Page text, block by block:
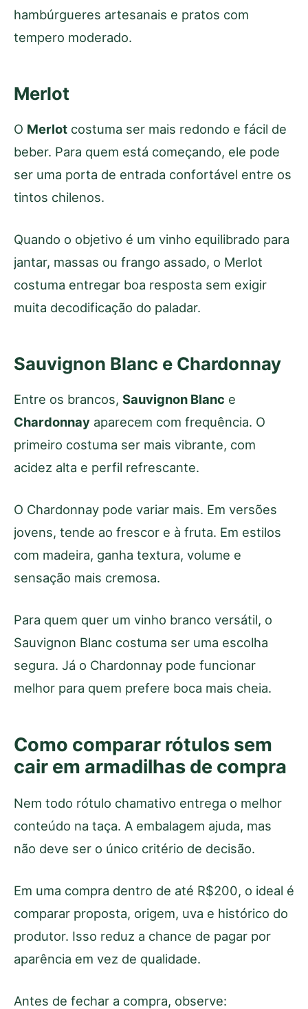
hambúrgueres artesanais e pratos com
tempero moderado.
Merlot
O Merlot costuma ser mais redondo e fácil de
beber. Para quem está começando, ele pode
ser uma porta de entrada confortável entre os
tintos chilenos.
Quando o objetivo é um vinho equilibrado para
jantar, massas ou frango assado, o Merlot
costuma entregar boa resposta sem exigir
muita decodificação do paladar.
Sauvignon Blanc e Chardonnay
Entre os brancos, Sauvignon Blanc e
Chardonnay aparecem com frequência. O
primeiro costuma ser mais vibrante, com
acidez alta e perfil refrescante.
O Chardonnay pode variar mais. Em versões
jovens, tende ao frescor e à fruta. Em estilos
com madeira, ganha textura, volume e
sensação mais cremosa.
Para quem quer um vinho branco versátil, o
Sauvignon Blanc costuma ser uma escolha
segura. Já o Chardonnay pode funcionar
melhor para quem prefere boca mais cheia.
Como comparar rótulos sem
cair em armadilhas de compra
Nem todo rótulo chamativo entrega o melhor
conteúdo na taça. A embalagem ajuda, mas
não deve ser o único critério de decisão.
Em uma compra dentro de até R$200, o ideal é
comparar proposta, origem, uva e histórico do
produtor. Isso reduz a chance de pagar por
aparência em vez de qualidade.
Antes de fechar a compra, observe: